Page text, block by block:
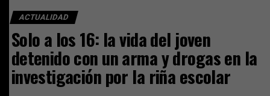
ACTUALIDAD
Solo a los 16: la vida del joven
detenido con un arma y drogas en la
investigación por la riña escolar